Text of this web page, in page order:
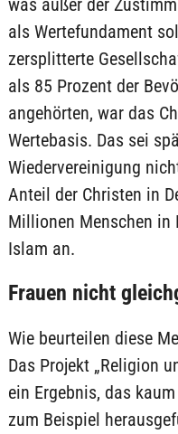
was außer der
als Wertefundament
zersplitterte
als 85 Prozent der
angehörten, war das
Wertebasis. Das sei
Wiedervereinigung
Anteil der Christen in
Millionen Menschen in
Islam an.
Frauen nicht
Wie beurteilen diese
Das Projekt „Religion
ein Ergebnis, das
zum Beispiel